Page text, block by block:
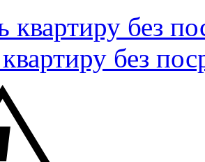
квартиру без
без